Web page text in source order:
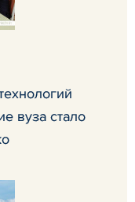
вуза стало